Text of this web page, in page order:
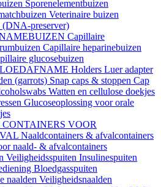
Sporenelementbuizen
Veterinaire buizen
preserver)
Capillaire
Capillaire heparinebuizen
glucosebuizen
Holders Luer adapter
(garrots) Snap caps & stoppen Cap
Watten en cellulose doekjes
Glucoseoplossing voor orale
VOOR
Naaldcontainers & afvalcontainers
naald- & afvalcontainers
Veiligheidsspuiten Insulinespuiten
Bloedgasspuiten
naalden Veiligheidsnaalden